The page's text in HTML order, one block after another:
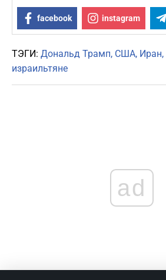
facebook instagram
ТЭГИ: Дональд Трамп США Иран
израильтяне
ad